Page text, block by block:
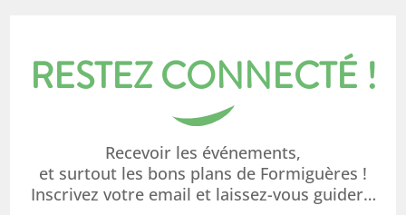
RESTEZ CONNECTÉ !
Recevoir les événements,
et surtout les bons plans de Formiguères !
Inscrivez votre email et laissez-vous guider…